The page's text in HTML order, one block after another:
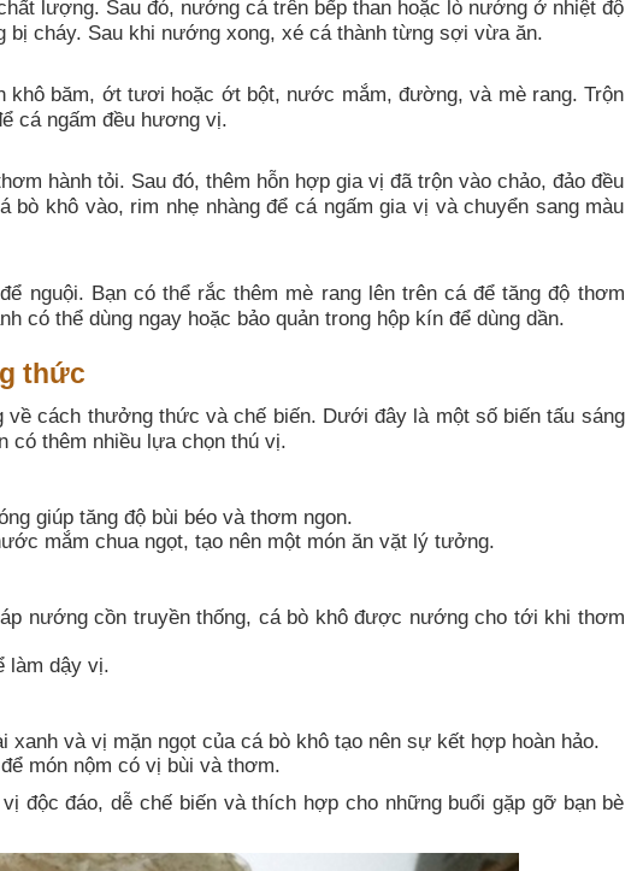
lượng. Sau đó, nướng cá trên bếp than hoặc lò nướng ở nhiệt độ
bị cháy. Sau khi nướng xong, xé cá thành từng sợi vừa ăn.
khô băm, ớt tươi hoặc ớt bột, nước mắm, đường, và mè rang. Trộn
cá ngấm đều hương vị.
hành tỏi. Sau đó, thêm hỗn hợp gia vị đã trộn vào chảo, đảo đều
bò khô vào, rim nhẹ nhàng để cá ngấm gia vị và chuyển sang màu
nguội. Bạn có thể rắc thêm mè rang lên trên cá để tăng độ thơm
có thể dùng ngay hoặc bảo quản trong hộp kín để dùng dần.
thức
về cách thưởng thức và chế biến. Dưới đây là một số biến tấu sáng
có thêm nhiều lựa chọn thú vị.
giúp tăng độ bùi béo và thơm ngon.
mắm chua ngọt, tạo nên một món ăn vặt lý tưởng.
nướng cồn truyền thống, cá bò khô được nướng cho tới khi thơm
làm dậy vị.
xanh và vị mặn ngọt của cá bò khô tạo nên sự kết hợp hoàn hảo.
món nộm có vị bùi và thơm.
độc đáo, dễ chế biến và thích hợp cho những buổi gặp gỡ bạn bè